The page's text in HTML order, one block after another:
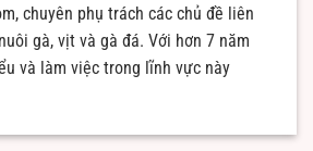
chuyên phụ trách các chủ đề liên
gà, vịt và gà đá. Với hơn 7 năm
và làm việc trong lĩnh vực này